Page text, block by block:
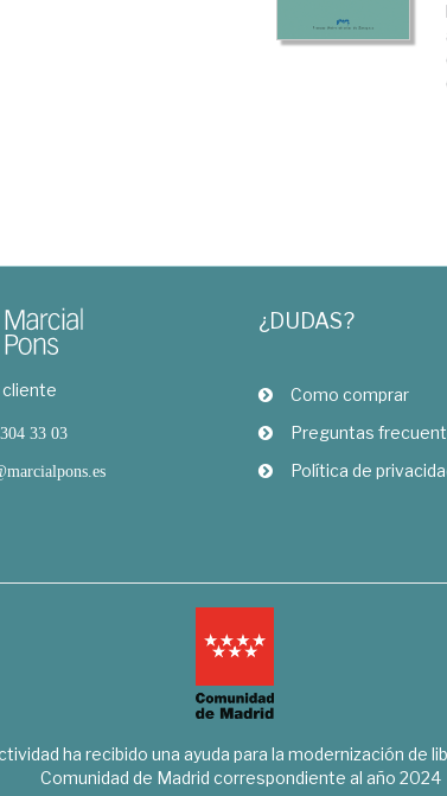
cliente
33 03
¿DUDAS?
Como comprar
Preguntas
Política de
ha recibido una ayuda para la modernización de
Comunidad de Madrid correspondiente al año 2024